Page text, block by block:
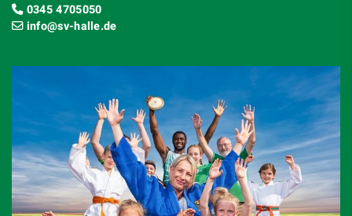
0345 4705050
info@sv-halle.de